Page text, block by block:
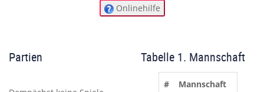
Onlinehilfe
Partien Tabelle 1. Mannschaft
# Mannschaft